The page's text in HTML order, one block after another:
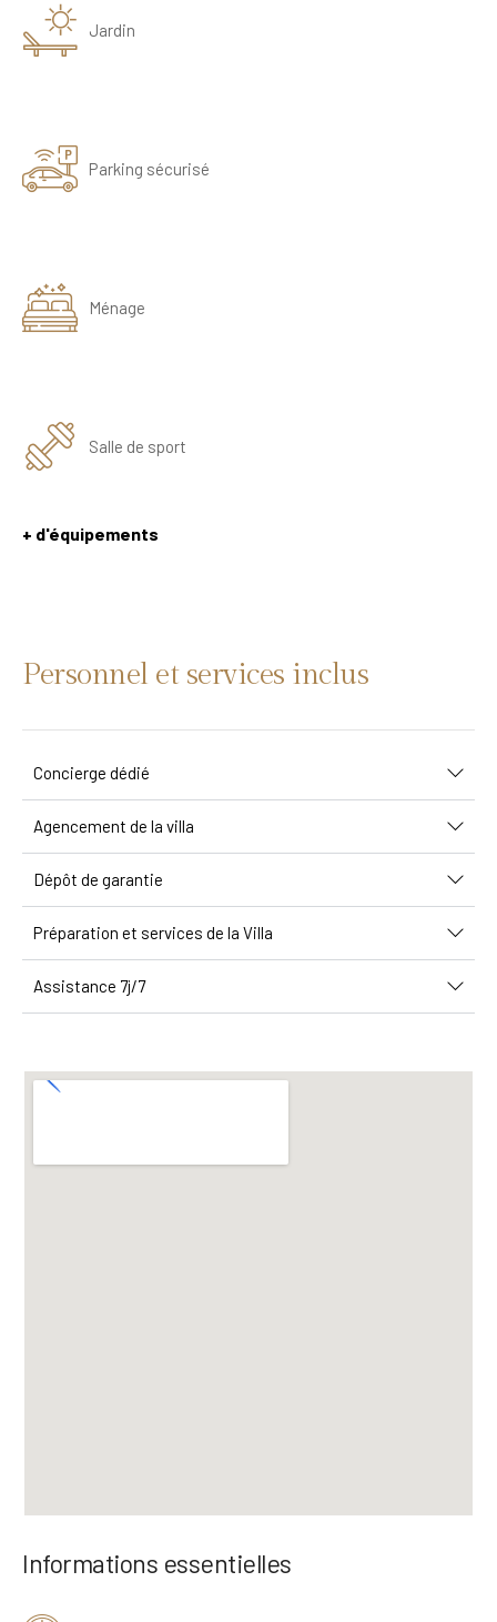
Jardin
Parking sécurisé
Ménage
Salle de sport
+ d'équipements
Personnel et services inclus
Concierge dédié
Agencement de la villa
Dépôt de garantie
Préparation et services de la Villa
Assistance 7j/7
Informations essentielles